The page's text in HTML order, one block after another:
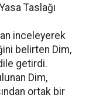
Taslağı
inceleyerek
belirten Dim,
getirdi.
Dim,
ortak bir